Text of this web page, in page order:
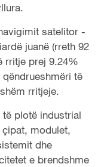
satelitor -
juanë (rreth 92
rritje prej 9.24%
të
rritjeje.
plotë industrial
modulet,
dhe
e brendshme